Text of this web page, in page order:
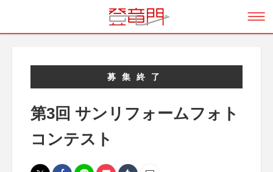
募集終了
第3回 サンリフォームフォト
コンテスト